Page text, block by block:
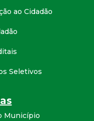
ao Cidadão
Seletivos
Município